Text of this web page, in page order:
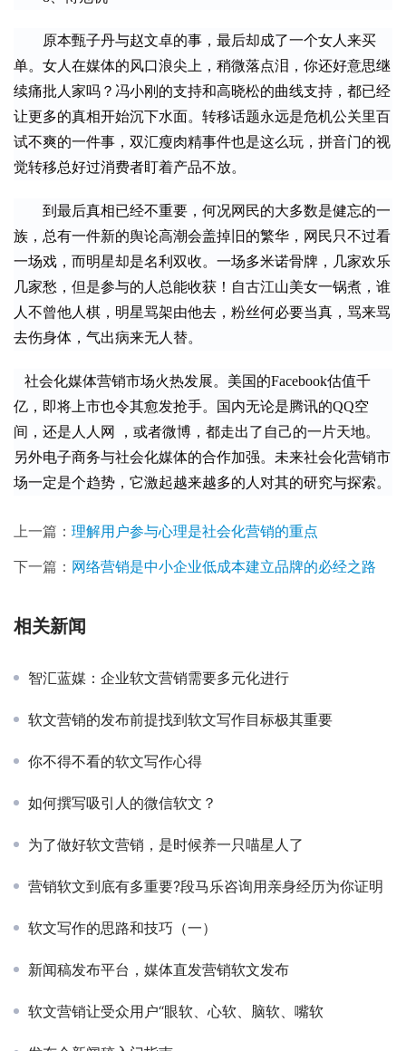
原本甄子丹与赵文卓的事，最后却成了一个女人来买
单。女人在媒体的风口浪尖上，稍微落点泪，你还好意思继
续痛批人家吗？冯小刚的支持和高晓松的曲线支持，都已经
让更多的真相开始沉下水面。转移话题永远是危机公关里百
试不爽的一件事，双汇瘦肉精事件也是这么玩，拼音门的视
觉转移总好过消费者盯着产品不放。
到最后真相已经不重要，何况网民的大多数是健忘的一
族，总有一件新的舆论高潮会盖掉旧的繁华，网民只不过看
一场戏，而明星却是名利双收。一场多米诺骨牌，几家欢乐
几家愁，但是参与的人总能收获！自古江山美女一锅煮，谁
人不曾他人棋，明星骂架由他去，粉丝何必要当真，骂来骂
去伤身体，气出病来无人替。
社会化媒体营销市场火热发展。美国的Facebook估值千
亿，即将上市也令其愈发抢手。国内无论是腾讯的QQ空
间，还是人人网 ，或者微博，都走出了自己的一片天地。
另外电子商务与社会化媒体的合作加强。未来社会化营销市
场一定是个趋势，它激起越来越多的人对其的研究与探索。
上一篇： 理解用户参与心理是社会化营销的重点
下一篇： 网络营销是中小企业低成本建立品牌的必经之路
相关新闻
智汇蓝媒：企业软文营销需要多元化进行
软文营销的发布前提找到软文写作目标极其重要
你不得不看的软文写作心得
如何撰写吸引人的微信软文？
为了做好软文营销，是时候养一只喵星人了
营销软文到底有多重要?段马乐咨询用亲身经历为你证明
软文写作的思路和技巧（一）
新闻稿发布平台，媒体直发营销软文发布
软文营销让受众用户“眼软、心软、脑软、嘴软